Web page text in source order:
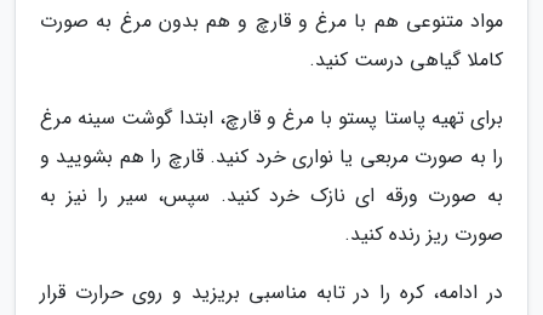
مواد متنوعی هم با مرغ و قارچ و هم بدون مرغ به صورت
کاملا گیاهی درست کنید.
برای تهیه پاستا پستو با مرغ و قارچ، ابتدا گوشت سینه مرغ
را به صورت مربعی یا نواری خرد کنید. قارچ را هم بشویید و
به صورت ورقه ای نازک خرد کنید. سپس، سیر را نیز به
صورت ریز رنده کنید.
در ادامه، کره را در تابه مناسبی بریزید و روی حرارت قرار